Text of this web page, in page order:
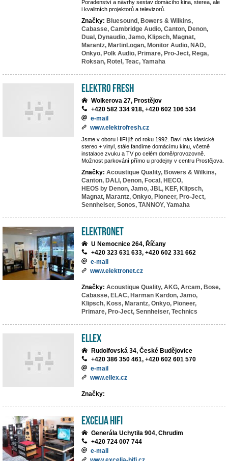
Poradenství a návrhy sestav domácího kina, sterea, ale
i kvalitních projektorů a televizorů.
Značky: Bluesound, Bowers & Wilkins,
Cabasse, Cambridge Audio, Canton, Denon,
Dual, Dynaudio, Jamo, Klipsch, Magnat,
Marantz, MartinLogan, Monitor Audio, NAD,
Onkyo, Polk Audio, Primare, Pro-Ject, Rega,
Roksan, Rotel, Teac, Yamaha
Elektro Fresh
Wolkerova 27, Prostějov
+420 582 334 918, +420 602 106 534
e-mail
www.elektrofresh.cz
Jsme v oboru HiFi již od roku 1992. Baví nás klasické
stereo + vinyl, stále fandíme domácímu kinu, včetně
instalace zvuku a TV po celém domě/provozovně.
Možnost parkování přímo u prodejny v centru Prostějova.
Značky: Acoustique Quality, Bowers & Wilkins,
Canton, DALI, Denon, Focal, HECO,
HEOS by Denon, Jamo, JBL, KEF, Klipsch,
Magnat, Marantz, Onkyo, Pioneer, Pro-Ject,
Sennheiser, Sonos, TANNOY, Yamaha
ElektroNet
U Nemocnice 264, Říčany
+420 323 631 633, +420 602 331 662
e-mail
www.elektronet.cz
Značky: Acoustique Quality, AKG, Arcam, Bose,
Cabasse, ELAC, Harman Kardon, Jamo,
Klipsch, Koss, Marantz, Onkyo, Pioneer,
Primare, Pro-Ject, Sennheiser, Technics
ELLEX
Rudolfovská 34, České Budějovice
+420 386 350 461, +420 602 601 570
e-mail
www.ellex.cz
Značky:
EXCELIA HIFI
Generála Uchytila 904, Chrudim
+420 724 007 744
e-mail